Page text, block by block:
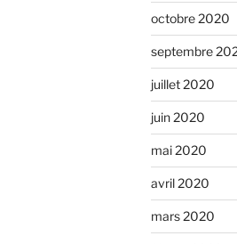
octobre 2020
septembre
juillet 2020
juin 2020
mai 2020
avril 2020
mars 2020